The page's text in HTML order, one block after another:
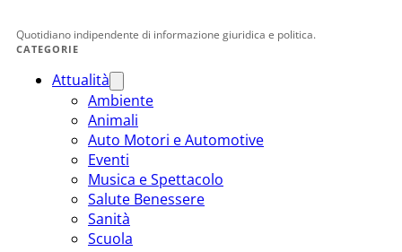
Quotidiano indipendente di informazione giuridica e politica.
CATEGORIE
Attualità
Ambiente
Animali
Auto Motori e Automotive
Eventi
Musica e Spettacolo
Salute Benessere
Sanità
Scuola